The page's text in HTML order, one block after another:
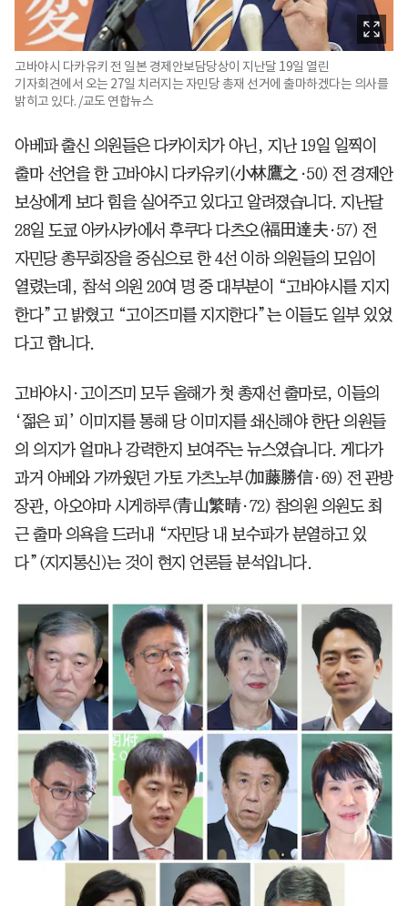
고바야시 다카유키 전 일본 경제안보담당상이 지난달 19일 열린
기자회견에서 오는 27일 치러지는 자민당 총재 선거에 출마하겠다는 의사를
밝히고 있다. /교도 연합뉴스
아베파 출신 의원들은 다카이치가 아닌, 지난 19일 일찍이
출마 선언을 한 고바야시 다카유키(小林鷹之·50) 전 경제안
보상에게 보다 힘을 실어주고 있다고 알려졌습니다. 지난달
28일 도쿄 아카사카에서 후쿠다 다츠오(福田達夫·57) 전
자민당 총무회장을 중심으로 한 4선 이하 의원들의 모임이
열렸는데, 참석 의원 20여 명 중 대부분이 “고바야시를 지지
한다”고 밝혔고 “고이즈미를 지지한다”는 이들도 일부 있었
다고 합니다.
고바야시·고이즈미 모두 올해가 첫 총재선 출마로, 이들의
‘젊은 피’ 이미지를 통해 당 이미지를 쇄신해야 한단 의원들
의 의지가 얼마나 강력한지 보여주는 뉴스였습니다. 게다가
과거 아베와 가까웠던 가토 가츠노부(加藤勝信·69) 전 관방
장관, 아오야마 시게하루(青山繁晴·72) 참의원 의원도 최
근 출마 의욕을 드러내 “자민당 내 보수파가 분열하고 있
다”(지지통신)는 것이 현지 언론들 분석입니다.